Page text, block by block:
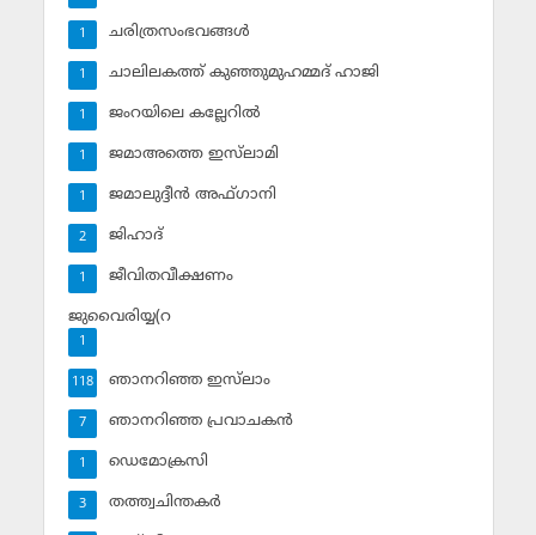
ചരിത്രസംഭവങ്ങള്‍
1
ചാലിലകത്ത് കുഞ്ഞുമുഹമ്മദ് ഹാജി
1
ജംറയിലെ കല്ലേറില്‍
1
ജമാഅത്തെ ഇസ്‌ലാമി
1
ജമാലുദ്ദീന്‍ അഫ്ഗാനി
1
ജിഹാദ്‌
2
ജീവിതവീക്ഷണം
1
ജുവൈരിയ്യ(റ
1
ഞാനറിഞ്ഞ ഇസ്‌ലാം
118
ഞാനറിഞ്ഞ പ്രവാചകന്‍
7
ഡെമോക്രസി
1
തത്ത്വചിന്തകര്‍
3